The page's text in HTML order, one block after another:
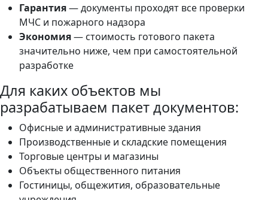
Гарантия— документы проходят все проверки
МЧС и пожарного надзора
Экономия— стоимость готового пакета
значительно ниже, чем при самостоятельной
разработке
Для каких объектов мы
разрабатываем пакет документов:
Офисные и административные здания
Производственные и складские помещения
Торговые центры и магазины
Объекты общественного питания
Гостиницы, общежития, образовательные